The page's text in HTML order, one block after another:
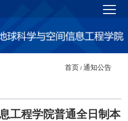
首页 / 通知公告
工程学院普通全日制本